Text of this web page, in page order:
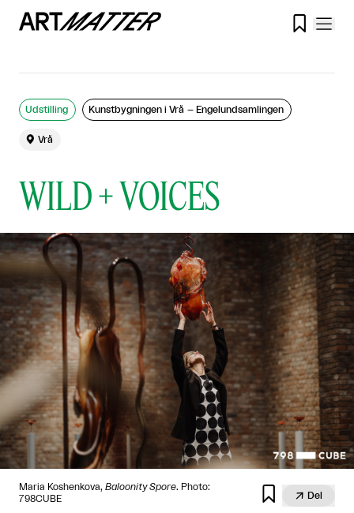

WILD + VOICES
Udstilling Kunstbygningen i Vrå – Engelundsamlingen
 Vrå
Maria Koshenkova, Baloonity Spore. Photo:
798CUBE
  Del